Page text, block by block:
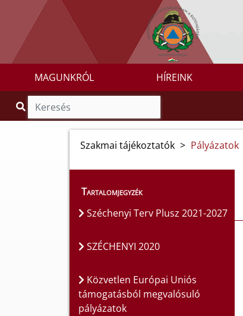
MAGUNKRÓL HÍREINK
Szakmai tájékoztatók > Pályázatok
Tartalomjegyzék
Széchenyi Terv Plusz 2021-2027
SZÉCHENYI 2020
Közvetlen Európai Uniós
támogatásból megvalósuló
pályázatok